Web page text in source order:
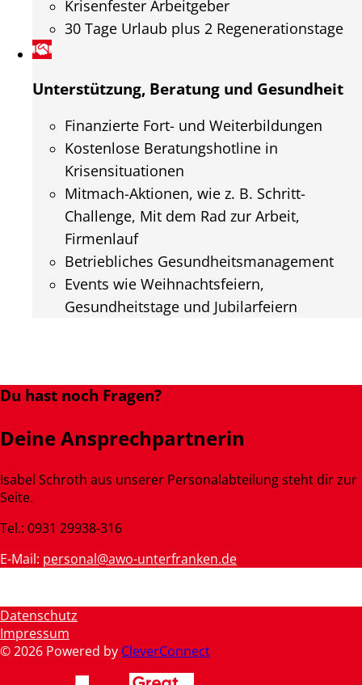
Krisenfester Arbeitgeber
30 Tage Urlaub plus 2 Regenerationstage
Unterstützung, Beratung und Gesundheit
Finanzierte Fort- und Weiterbildungen
Kostenlose Beratungshotline in
Krisensituationen
Mitmach-Aktionen, wie z. B. Schritt-
Challenge, Mit dem Rad zur Arbeit,
Firmenlauf
Betriebliches Gesundheitsmanagement
Events wie Weihnachtsfeiern,
Gesundheitstage und Jubilarfeiern
Du hast noch Fragen?
Deine Ansprechpartnerin
Isabel Schroth aus unserer Personalabteilung steht dir zur
Seite.
Tel.: 0931 29938-316
E-Mail: personal@awo-unterfranken.de
Datenschutz
Impressum
©2026 Powered by CleverConnect